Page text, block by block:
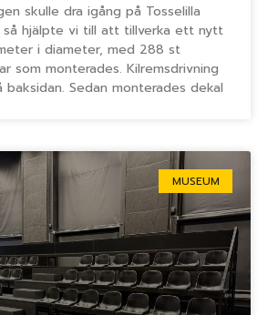
skulle dra igång på Tosselilla
så hjälpte vi till att tillverka ett nytt
i diameter, med 288 st
som monterades. Kilremsdrivning
baksidan. Sedan monterades dekal
MUSEUM